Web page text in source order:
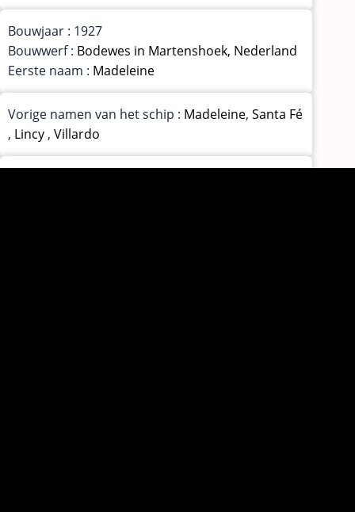
Bouwjaar : 1927
Bouwwerf : Bodewes in Martenshoek, Nederland
Eerste naam : Madeleine
Vorige namen van het schip : Madeleine, Santa Fé
, Lincy , Villardo